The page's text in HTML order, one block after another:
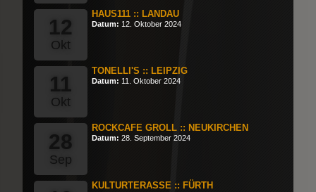
12
Okt
HAUS111 :: LANDAU
Datum: 12. Oktober 2024
11
Okt
TONELLI'S :: LEIPZIG
Datum: 11. Oktober 2024
28
Sep
ROCKCAFE GROLL :: NEUKIRCHEN
Datum: 28. September 2024
KULTURTERASSE :: FÜRTH